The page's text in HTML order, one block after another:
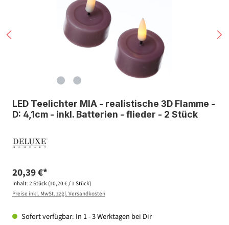
LED Teelichter MIA - realistische 3D Flamme -
D: 4,1cm - inkl. Batterien - flieder - 2 Stück
20,39 €*
Inhalt: 2 Stück (10,20 € / 1 Stück)
Preise inkl. MwSt. zzgl. Versandkosten
Sofort verfügbar: In 1 - 3 Werktagen bei Dir